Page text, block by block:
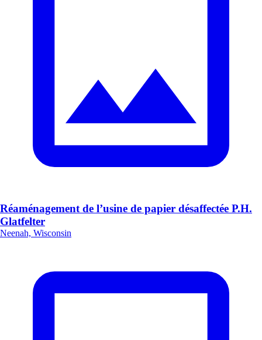
Réaménagement de l’usine de papier désaffectée P.H.
Glatfelter
Neenah, Wisconsin